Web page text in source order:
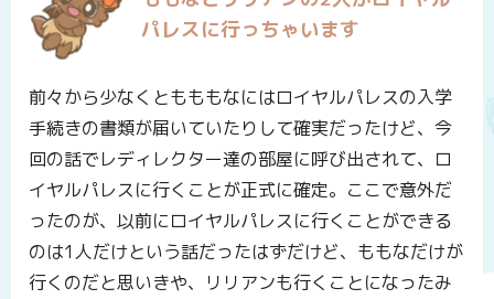
パレスに行っちゃいます
前々から少なくともももなにはロイヤルパレスの入学
手続きの書類が届いていたりして確実だったけど、今
回の話でレディレクター達の部屋に呼び出されて、ロ
イヤルパレスに行くことが正式に確定。ここで意外だ
ったのが、以前にロイヤルパレスに行くことができる
のは1人だけという話だったはずだけど、ももなだけが
行くのだと思いきや、リリアンも行くことになったみ